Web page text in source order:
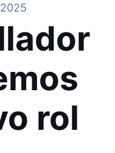
rol